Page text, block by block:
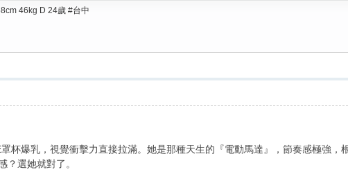
46kg D 24歲 #台中
杯爆乳，視覺衝擊力直接拉滿。她是那種天生的『電動馬達』，節奏感極強，
選她就對了。